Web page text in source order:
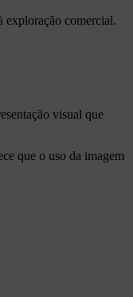
exploração comercial.
visual que
que o uso da imagem